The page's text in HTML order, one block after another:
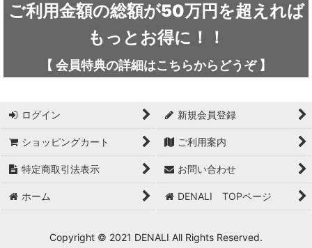
outdoor element / アウトドアエレメント
AKLIMA / アクリマ
adidas / アディダス
adidas FIVE TEN / アディダス ファイブテン
Atlas / アトラス
ARAI TENT(RIPEN) / アライテント(ライペン)
arata / アラタ
ご利用金額の総額が50万円を超えれば
もっとお得に！！
【 会員特典の詳細はこちらから どうぞ】
ログイン 新規会員登録
ショッピングカート ご利用案内
特定商取引法表示 お問い合わせ
ホーム DENALI TOPページ
Copyright © 2021 DENALI All Rights Reserved.